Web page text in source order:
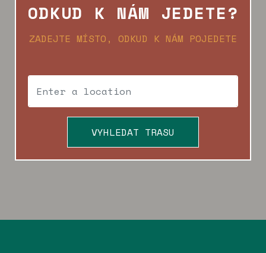
ODKUD K NÁM JEDETE?
ZADEJTE MÍSTO, ODKUD K NÁM POJEDETE
VYHLEDAT TRASU